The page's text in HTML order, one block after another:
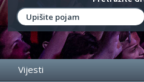
Vijesti